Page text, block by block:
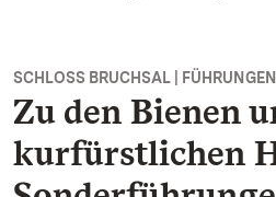
SCHLOSS BRUCHSAL |
Zu den Bienen
kurfürstlichen